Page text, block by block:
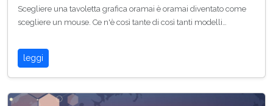
Scegliere una tavoletta grafica oramai è oramai diventato come
scegliere un mouse. Ce n'è così tante di così tanti modelli…
leggi